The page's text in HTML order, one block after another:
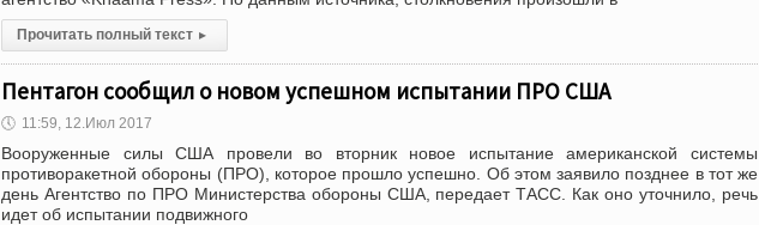
Прочитать полный текст ▸
Пентагон сообщил о новом успешном испытании ПРО США
🕔 11:59, 12.Июл 2017
Вооруженные силы США провели во вторник новое испытание американской системы
противоракетной обороны (ПРО), которое прошло успешно. Об этом заявило позднее в тот же
день Агентство по ПРО Министерства обороны США, передает ТАСС. Как оно уточнило, речь
идет об испытании подвижного